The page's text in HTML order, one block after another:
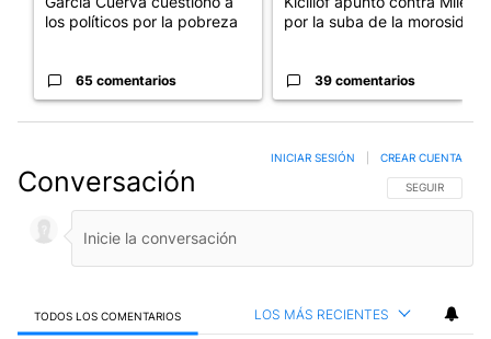
los políticos por la pobreza
65 comentarios
por la suba de la morosida...
39 comentarios
Conversación SIGA ESTA
SEGUIR
INICIAR SESIÓN CREAR CUENTA
TODOS LOS COMENTARIOS LOS MÁS RECIENTES